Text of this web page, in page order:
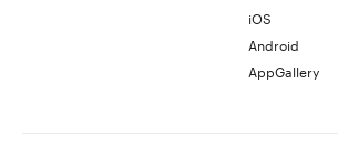
iOS
Android
AppGallery